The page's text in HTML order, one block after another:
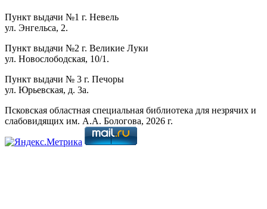
Пункт выдачи №1 г. Невель
ул. Энгельса, 2.
Пункт выдачи №2 г. Великие Луки
ул. Новослободская, 10/1.
Пункт выдачи № 3 г. Печоры
ул. Юрьевская, д. 3а.
Псковская областная специальная библиотека для незрячих и
слабовидящих им. А.А. Бологова, 2026 г.